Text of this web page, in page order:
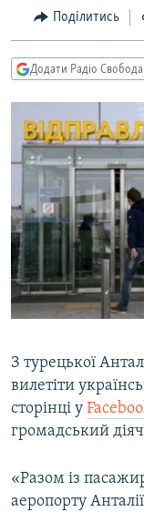
Перейти
до
пошуку
СУСПІЛЬСТВО
УКРАЇНА
СВІТ
ДОНБАС.РЕАЛІЇ
ТИ ЯК?
СХЕМИ
КИТАЙ.ВИКЛИКИ
МУЛЬТИМЕДІА
ФОТО
СПЕЦПРОЄКТИ
ПОДКАСТИ
РУС
УКР
КТАТ
ДОЛУЧАЙСЯ!
Поділитись
Додати Радіо
З турецької
вилетіти
сторінці у
громадський
«Разом із
аеропорту